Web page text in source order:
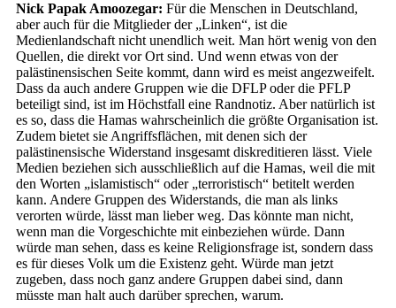
Nick Papak Amoozegar: Für die Menschen in Deutschland,
aber auch für die Mitglieder der „Linken“, ist die
Medienlandschaft nicht unendlich weit. Man hört wenig von den
Quellen, die direkt vor Ort sind. Und wenn etwas von der
palästinensischen Seite kommt, dann wird es meist angezweifelt.
Dass da auch andere Gruppen wie die DFLP oder die PFLP
beteiligt sind, ist im Höchstfall eine Randnotiz. Aber natürlich ist
es so, dass die Hamas wahrscheinlich die größte Organisation ist.
Zudem bietet sie Angriffsflächen, mit denen sich der
palästinensische Widerstand insgesamt diskreditieren lässt. Viele
Medien beziehen sich ausschließlich auf die Hamas, weil die mit
den Worten „islamistisch“ oder „terroristisch“ betitelt werden
kann. Andere Gruppen des Widerstands, die man als links
verorten würde, lässt man lieber weg. Das könnte man nicht,
wenn man die Vorgeschichte mit einbeziehen würde. Dann
würde man sehen, dass es keine Religionsfrage ist, sondern dass
es für dieses Volk um die Existenz geht. Würde man jetzt
zugeben, dass noch ganz andere Gruppen dabei sind, dann
müsste man halt auch darüber sprechen, warum.